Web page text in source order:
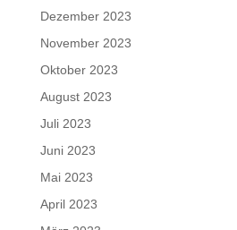
Dezember 2023
November 2023
Oktober 2023
August 2023
Juli 2023
Juni 2023
Mai 2023
April 2023